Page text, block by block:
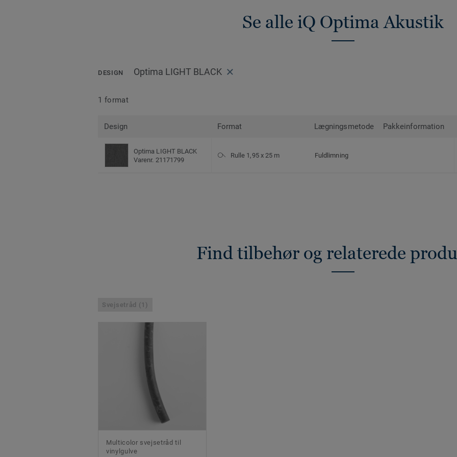
Se alle iQ Optima Akustik
DESIGN Optima LIGHT BLACK
1 format
Design Format Lægningsmetode Pakkeinformation
Optima LIGHT BLACK
Varenr. 21171799
Rulle 1,95 x 25 m Fuldlimning
Find tilbehør og relaterede
Svejsetråd (1)
Multicolor svejsetråd til
vinylgulve